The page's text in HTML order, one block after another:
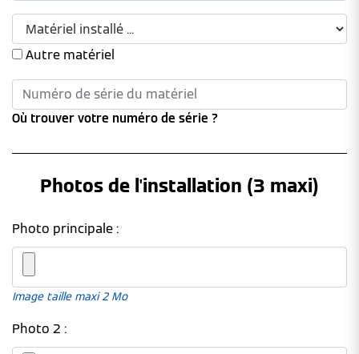
Autre matériel
Où trouver votre numéro de série ?
Photos de l'installation (3 maxi)
Photo principale :
Image taille maxi 2 Mo
Photo 2 :